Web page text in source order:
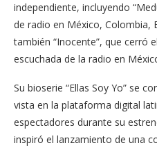
independiente, incluyendo
de radio en México, Colombia,
también “Inocente”, que cerró
escuchada de la radio en
Su bioserie “Ellas Soy Yo” se
vista en la plataforma digital
espectadores durante su
inspiró el lanzamiento de una